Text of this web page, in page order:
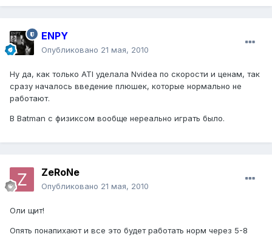
ENPY
Опубликовано 21 мая, 2010
Ну да, как только ATI уделала Nvidea по скорости и ценам, так
сразу началось введение плюшек, которые нормально не
работают.
В Batman с физиксом вообще нереально играть было.
ZeRoNe
Опубликовано 21 мая, 2010
Оли щит!
Опять понапихают и все это будет работать норм через 5-8